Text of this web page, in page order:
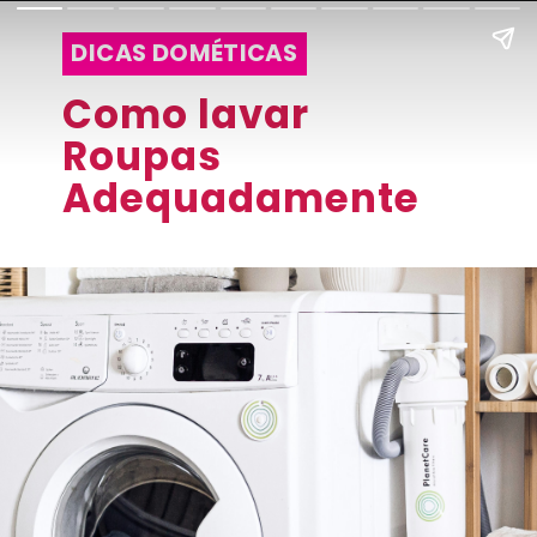
Como lavar
Roupas
Adequadamente
DICAS DOMÉTICAS